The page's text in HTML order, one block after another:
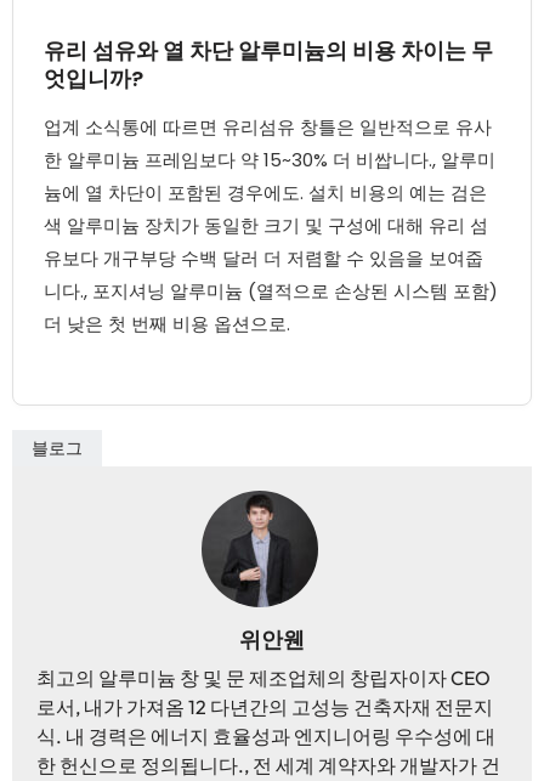
유리 섬유와 열 차단 알루미늄의 비용 차이는 무
엇입니까?
업계 소식통에 따르면 유리섬유 창틀은 일반적으로 유사
한 알루미늄 프레임보다 약 15~30% 더 비쌉니다., 알루미
늄에 열 차단이 포함된 경우에도. 설치 비용의 예는 검은
색 알루미늄 장치가 동일한 크기 및 구성에 대해 유리 섬
유보다 개구부당 수백 달러 더 저렴할 수 있음을 보여줍
니다., 포지셔닝 알루미늄 (열적으로 손상된 시스템 포함)
더 낮은 첫 번째 비용 옵션으로.
블로그
위안웬
최고의 알루미늄 창 및 문 제조업체의 창립자이자 CEO
로서, 내가 가져옴 12 다년간의 고성능 건축자재 전문지
식. 내 경력은 에너지 효율성과 엔지니어링 우수성에 대
한 헌신으로 정의됩니다., 전 세계 계약자와 개발자가 건